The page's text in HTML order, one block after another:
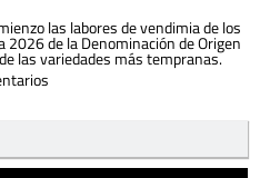
las labores de vendimia de los
2026 de la Denominación de Origen
las variedades más tempranas.